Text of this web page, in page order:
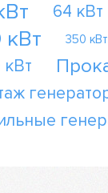
64 кВт
кВт 350 кВт
кВт